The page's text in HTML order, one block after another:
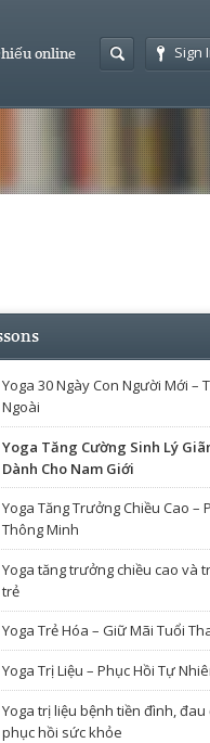
Sign
online
Yoga 30 Ngày Con Người Mới –
Ngoài
Yoga Tăng Cường Sinh Lý
Dành Cho Nam Giới
Yoga Tăng Trưởng Chiều Cao –
Thông Minh
Yoga tăng trưởng chiều cao và
trẻ
Yoga Trẻ Hóa – Giữ Mãi Tuổi
Yoga Trị Liệu – Phục Hồi Tự
Yoga trị liệu bệnh tiền đình, đau
phục hồi sức khỏe